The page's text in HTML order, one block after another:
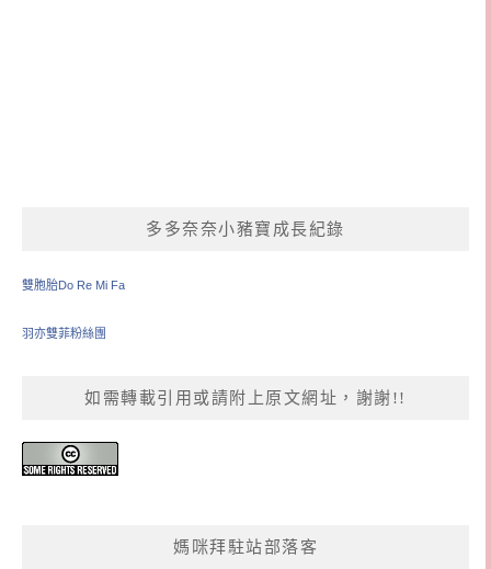
多多奈奈小豬寶成長紀錄
雙胞胎Do Re Mi Fa
羽亦雙菲粉絲團
如需轉載引用或請附上原文網址，謝謝!!
媽咪拜駐站部落客